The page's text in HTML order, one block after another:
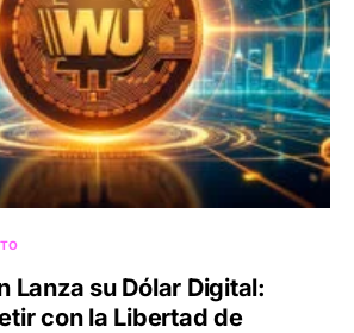
Lanza su Dólar Digital:
con la Libertad de